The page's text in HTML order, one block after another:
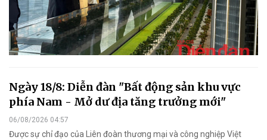
Ngày 18/8: Diễn đàn "Bất động sản khu vực
phía Nam - Mở dư địa tăng trưởng mới"
06/08/2026 04:57
Được sự chỉ đạo của Liên đoàn thương mại và công nghiệp Việt